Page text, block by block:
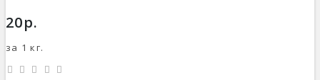
20р.
за 1 кг.